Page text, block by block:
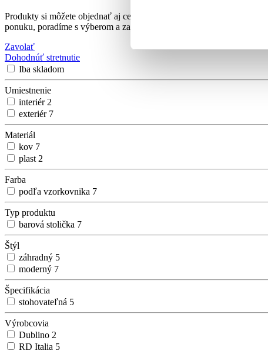
Produkty si môžete objednať aj cez e-shop, no pre
ponuku, poradíme s výberom a zabezpečíme kompletný servis.
Zavolať
Dohodnúť stretnutie
Iba skladom
Umiestnenie
interiér 2
exteriér 7
Materiál
kov 7
plast 2
Farba
podľa vzorkovnika 7
Typ produktu
barová stolička 7
Štýl
záhradný 5
moderný 7
Špecifikácia
stohovateľná 5
Výrobcovia
Dublino 2
RD Italia 5